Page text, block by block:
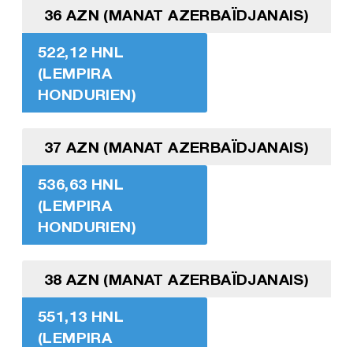
36 AZN (MANAT AZERBAÏDJANAIS)
522,12 HNL
(LEMPIRA
HONDURIEN)
37 AZN (MANAT AZERBAÏDJANAIS)
536,63 HNL
(LEMPIRA
HONDURIEN)
38 AZN (MANAT AZERBAÏDJANAIS)
551,13 HNL
(LEMPIRA